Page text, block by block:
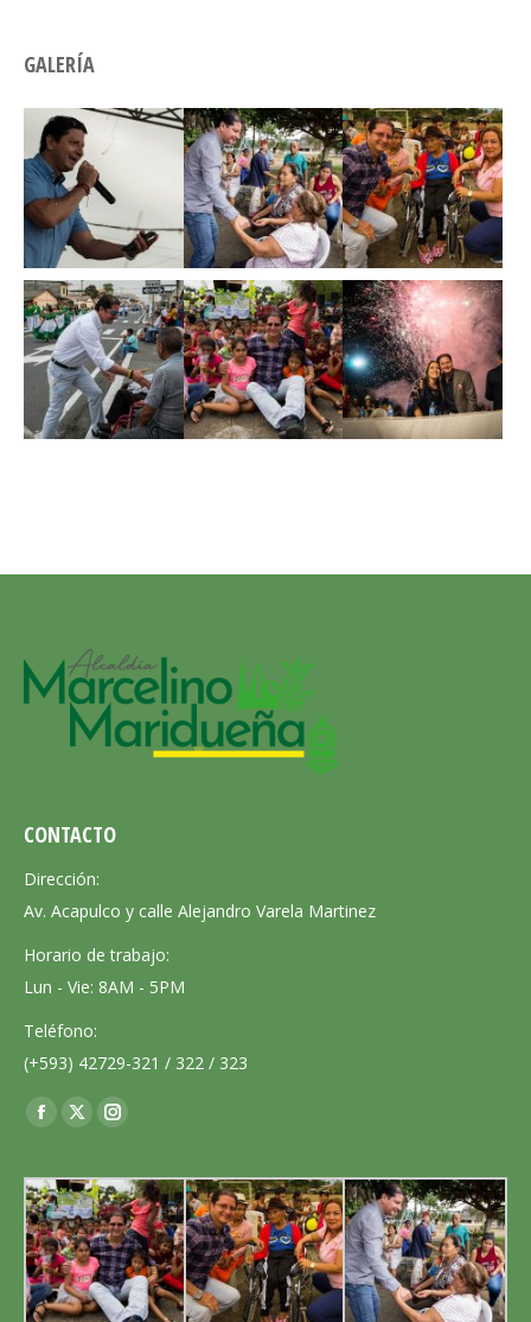
GALERÍA
CONTACTO
Dirección:
Av. Acapulco y calle Alejandro Varela Martinez
Horario de trabajo:
Lun - Vie: 8AM - 5PM
Teléfono:
(+593) 42729-321 / 322 / 323
Encuéntranos en:
Facebook
opens
in
new
window
X
opens
in
new
window
Instagram
opens
in
new
window